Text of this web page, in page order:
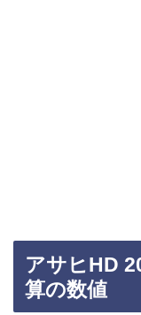
アサヒHD
算の数値